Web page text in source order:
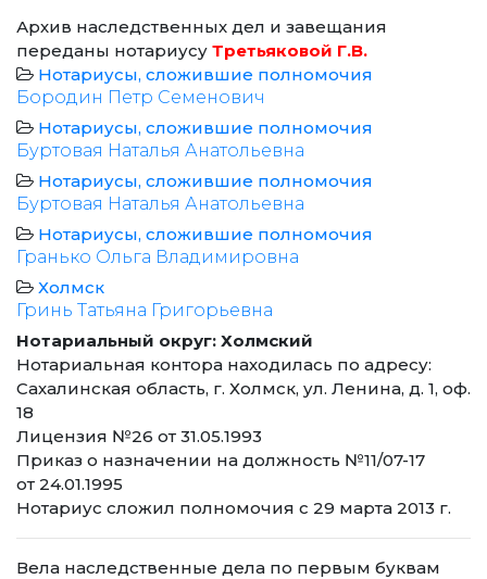
Архив наследственных дел и завещания
переданы нотариусу Третьяковой Г.В.
Нотариусы, сложившие полномочия
Бородин Петр Семенович
Нотариусы, сложившие полномочия
Буртовая Наталья Анатольевна
Нотариусы, сложившие полномочия
Буртовая Наталья Анатольевна
Нотариусы, сложившие полномочия
Гранько Ольга Владимировна
Холмск
Гринь Татьяна Григорьевна
Нотариальный округ: Холмский
Нотариальная контора находилась по адресу:
Сахалинская область, г. Холмск, ул. Ленина, д. 1, оф.
18
Лицензия №26 от 31.05.1993
Приказ о назначении на должность №11/07-17
от 24.01.1995
Нотариус сложил полномочия с 29 марта 2013 г.
Вела наследственные дела по первым буквам